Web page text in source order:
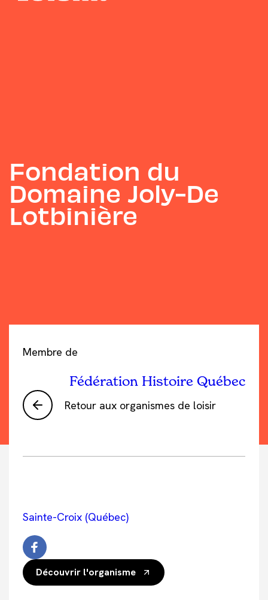
Fondation du
Domaine Joly-De
Lotbinière
Retour aux organismes de loisir
Membre de
Fédération Histoire Québec
Sainte-Croix (Québec)
Découvrir l'organisme